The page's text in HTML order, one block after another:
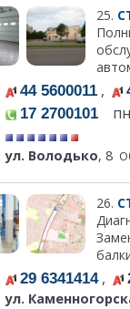
25.
44 5600011 ,
17 2700101
ул. Володько, 8
26.
29 6341414,
ул.